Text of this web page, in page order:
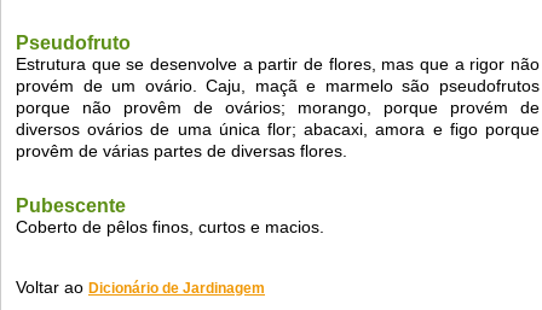
Pseudofruto
Estrutura que se desenvolve a partir de flores, mas que a rigor não
provém de um ovário. Caju, maçã e marmelo são pseudofrutos
porque não provêm de ovários; morango, porque provém de
diversos ovários de uma única flor; abacaxi, amora e figo porque
provêm de várias partes de diversas flores.
Pubescente
Coberto de pêlos finos, curtos e macios.
Voltar ao Dicionário de Jardinagem